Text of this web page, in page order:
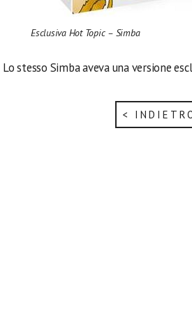
Esclusiva Hot Topic – Simba
Lo stesso Simba aveva una versione
<